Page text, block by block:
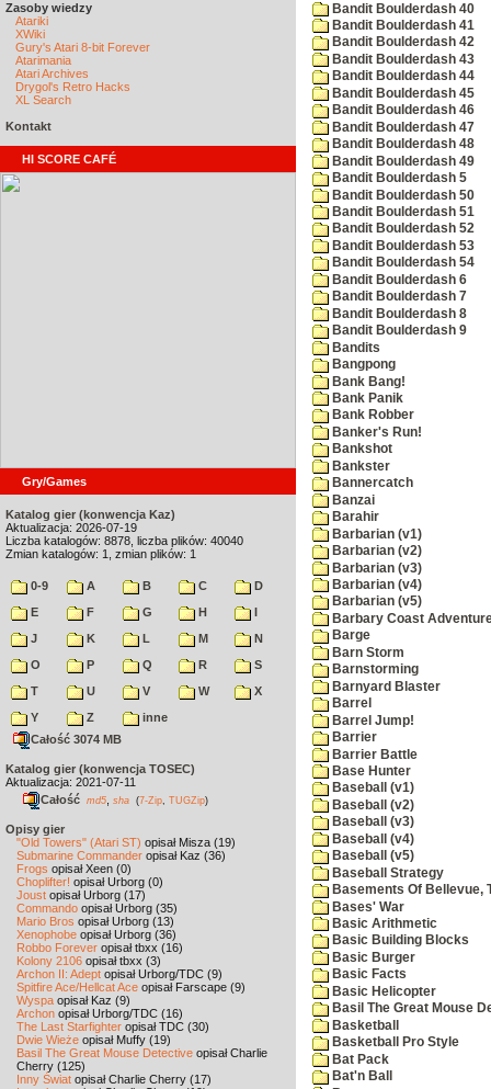
Zasoby wiedzy
Atariki
XWiki
Gury's Atari 8-bit Forever
Atarimania
Atari Archives
Drygol's Retro Hacks
XL Search
Kontakt
HI SCORE CAFÉ
Gry/Games
Katalog gier (konwencja Kaz)
Aktualizacja: 2026-07-19
Liczba katalogów: 8878, liczba plików: 40040
Zmian katalogów: 1, zmian plików: 1
0-9 A B C
D
E
F G H
I
J
K L M
N
O
P Q R
S
T
U V W
X
Y
Z
inne
Całość 3074 MB
Katalog gier (konwencja TOSEC)
Aktualizacja: 2021-07-11
Całość md5 sha (7-Zip TUGZip)
Opisy gier
"Old Towers" (Atari ST) opisał Misza (19)
Submarine Commander opisał Kaz (36)
Frogs opisał Xeen (0)
Choplifter! opisał Urborg (0)
Joust opisał Urborg (17)
Commando opisał Urborg (35)
Mario Bros opisał Urborg (13)
Xenophobe opisał Urborg (36)
Robbo Forever opisał tbxx (16)
Kolony 2106 opisał tbxx (3)
Archon II: Adept opisał Urborg/TDC (9)
Spitfire Ace/Hellcat Ace opisał Farscape (9)
Wyspa opisał Kaz (9)
Archon opisał Urborg/TDC (16)
The Last Starfighter opisał TDC (30)
Dwie Wieże opisał Muffy (19)
Basil The Great Mouse Detective opisał Charlie
Cherry (125)
Inny Świat opisał Charlie Cherry (17)
Bandit Boulderdash 40
Bandit Boulderdash 41
Bandit Boulderdash 42
Bandit Boulderdash 43
Bandit Boulderdash 44
Bandit Boulderdash 45
Bandit Boulderdash 46
Bandit Boulderdash 47
Bandit Boulderdash 48
Bandit Boulderdash 49
Bandit Boulderdash 5
Bandit Boulderdash 50
Bandit Boulderdash 51
Bandit Boulderdash 52
Bandit Boulderdash 53
Bandit Boulderdash 54
Bandit Boulderdash 6
Bandit Boulderdash 7
Bandit Boulderdash 8
Bandit Boulderdash 9
Bandits
Bangpong
Bank Bang!
Bank Panik
Bank Robber
Banker's Run!
Bankshot
Bankster
Bannercatch
Banzai
Barahir
Barbarian (v1)
Barbarian (v2)
Barbarian (v3)
Barbarian (v4)
Barbarian (v5)
Barbary Coast
Barge
Barn Storm
Barnstorming
Barnyard Blaster
Barrel
Barrel Jump!
Barrier
Barrier Battle
Base Hunter
Baseball (v1)
Baseball (v2)
Baseball (v3)
Baseball (v4)
Baseball (v5)
Baseball Strategy
Basements Of Bellevue,
Bases' War
Basic Arithmetic
Basic Building Blocks
Basic Burger
Basic Facts
Basic Helicopter
Basil The Great Mouse
Basketball
Basketball Pro Style
Bat Pack
Bat'n Ball